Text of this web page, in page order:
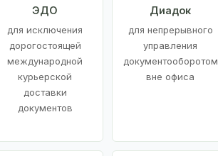
ЭДО
для исключения
дорогостоящей
международной
курьерской
доставки
документов
Диадок
для непрерывного
управления
документооборотом
вне офиса